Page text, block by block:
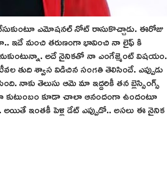
ఎమోషనల్ నోట్ రాసుకొచ్చాడు. ఈరోజు
ఇదే మంచి తరుణంగా భావించి నా లైఫ్ కి
అదే నైనికతో నా ఎంగేజ్మెంట్ విషయం.
తుది శ్వాస విడిచిన సంగతి తెలిసిందే. ఎప్పుడు
నాకు తెలుసు ఆమె మా ఇద్దరికీ తన బ్లెస్సింగ్స్
కుటుంబం కూడా చాలా ఆనందంగా ఉందంటూ
ఇంతకీ పెళ్లి డేట్ ఎప్పుడో.. అస‌లు ఈ నైనిక